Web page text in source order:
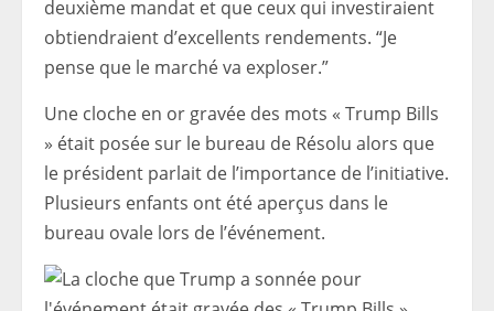
deuxième mandat et que ceux qui investiraient
obtiendraient d’excellents rendements. “Je
pense que le marché va exploser.”
Une cloche en or gravée des mots « Trump Bills
» était posée sur le bureau de Résolu alors que
le président parlait de l’importance de l’initiative.
Plusieurs enfants ont été aperçus dans le
bureau ovale lors de l’événement.